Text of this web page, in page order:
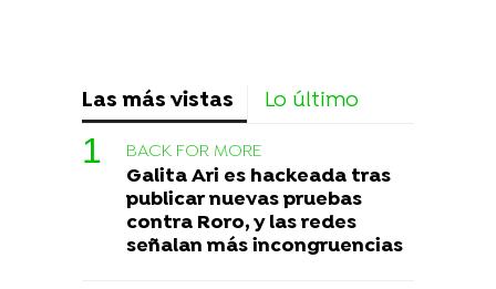
Las más vistas Lo último
BACK FOR MORE
Galita Ari es hackeada tras
publicar nuevas pruebas
contra Roro, y las redes
señalan más incongruencias